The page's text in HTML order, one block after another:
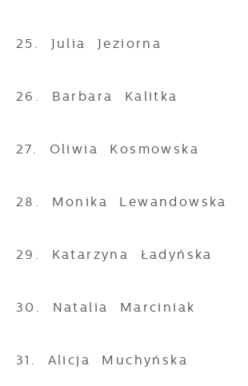
25. Julia Jeziorna
26. Barbara Kalitka
27. Oliwia Kosmowska
28. Monika Lewandowska
29. Katarzyna Ładyńska
30. Natalia Marciniak
31. Alicja Muchyńska